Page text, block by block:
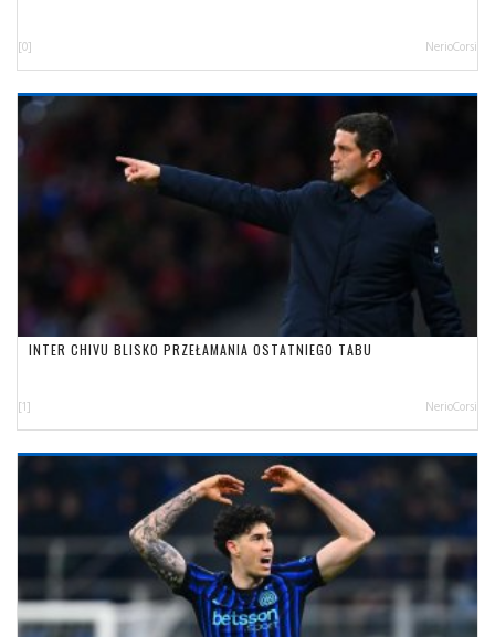
[0] NerioCorsi
INTER CHIVU BLISKO PRZEŁAMANIA OSTATNIEGO TABU
[1] NerioCorsi